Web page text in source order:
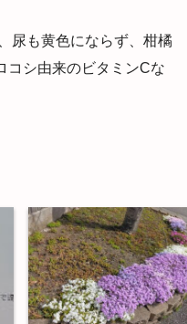
尿も黄色にならず、柑橘
コシ由来のビタミンCな